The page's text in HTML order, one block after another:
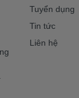
Tuyển dụng
Tin tức
Liên hệ